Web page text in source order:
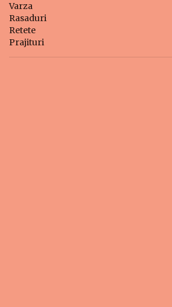
Varza
Rasaduri
Retete
Prajituri